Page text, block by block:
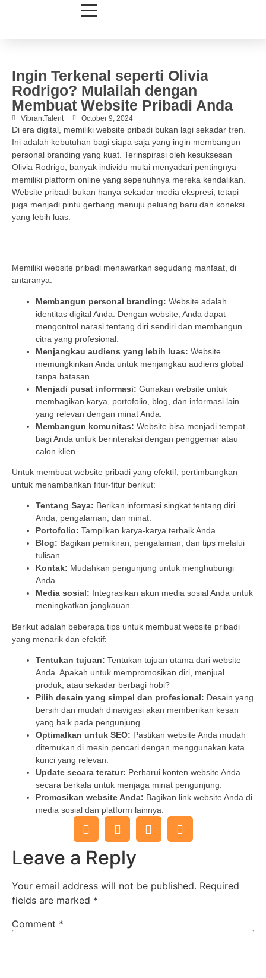
Ingin Terkenal seperti Olivia
Rodrigo? Mulailah dengan
Membuat Website Pribadi Anda
VibrantTalent October 9, 2024
Di era digital, memiliki website pribadi bukan lagi sekadar tren.
Ini adalah kebutuhan bagi siapa saja yang ingin membangun
personal branding yang kuat. Terinspirasi oleh kesuksesan
Olivia Rodrigo, banyak individu mulai menyadari pentingnya
memiliki platform online yang sepenuhnya mereka kendalikan.
Website pribadi bukan hanya sekadar media ekspresi, tetapi
juga menjadi pintu gerbang menuju peluang baru dan koneksi
yang lebih luas.
Memiliki website pribadi menawarkan segudang manfaat, di
antaranya:
Membangun personal branding: Website adalah
identitas digital Anda. Dengan website, Anda dapat
mengontrol narasi tentang diri sendiri dan membangun
citra yang profesional.
Menjangkau audiens yang lebih luas: Website
memungkinkan Anda untuk menjangkau audiens global
tanpa batasan.
Menjadi pusat informasi: Gunakan website untuk
membagikan karya, portofolio, blog, dan informasi lain
yang relevan dengan minat Anda.
Membangun komunitas: Website bisa menjadi tempat
bagi Anda untuk berinteraksi dengan penggemar atau
calon klien.
Untuk membuat website pribadi yang efektif, pertimbangkan
untuk menambahkan fitur-fitur berikut:
Tentang Saya: Berikan informasi singkat tentang diri
Anda, pengalaman, dan minat.
Portofolio: Tampilkan karya-karya terbaik Anda.
Blog: Bagikan pemikiran, pengalaman, dan tips melalui
tulisan.
Kontak: Mudahkan pengunjung untuk menghubungi
Anda.
Media sosial: Integrasikan akun media sosial Anda untuk
meningkatkan jangkauan.
Berikut adalah beberapa tips untuk membuat website pribadi
yang menarik dan efektif:
Tentukan tujuan: Tentukan tujuan utama dari website
Anda. Apakah untuk mempromosikan diri, menjual
produk, atau sekadar berbagi hobi?
Pilih desain yang simpel dan profesional: Desain yang
bersih dan mudah dinavigasi akan memberikan kesan
yang baik pada pengunjung.
Optimalkan untuk SEO: Pastikan website Anda mudah
ditemukan di mesin pencari dengan menggunakan kata
kunci yang relevan.
Update secara teratur: Perbarui konten website Anda
secara berkala untuk menjaga minat pengunjung.
Promosikan website Anda: Bagikan link website Anda di
media sosial dan platform lainnya.
Leave a Reply
Your email address will not be published. Required
fields are marked *
Comment *